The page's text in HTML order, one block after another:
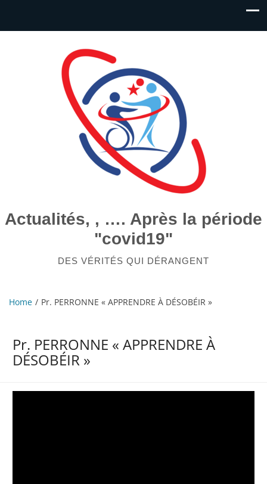
Actualités, , …. Après la période
"covid19"
DES VÉRITÉS QUI DÉRANGENT
Home Pr. PERRONNE « APPRENDRE À DÉSOBÉIR »
Pr. PERRONNE « APPRENDRE À
DÉSOBÉIR »